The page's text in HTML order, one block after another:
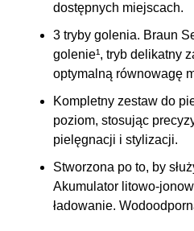
dostępnych miejscach.
3 tryby golenia. Braun
golenie¹, tryb delikatny
optymalną równowagę
Kompletny zestaw do
poziom, stosując
pielęgnacji i stylizacji.
Stworzona po to, by
Akumulator litowo-
ładowanie.